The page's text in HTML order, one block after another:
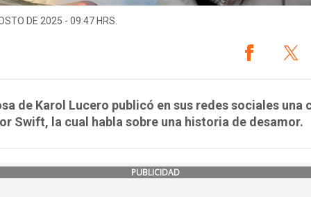
DE 2025 - 09:47 HRS.
de Karol Lucero publicó en sus redes sociales una
Swift, la cual habla sobre una historia de desamor.
PUBLICIDAD